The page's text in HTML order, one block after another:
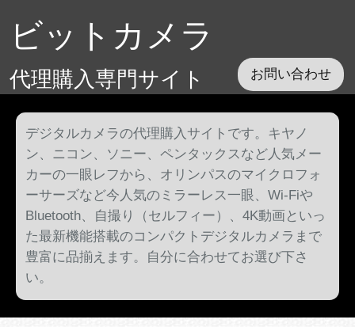
ビットカメラ
代理購入専門サイト お問い合わせ
デジタルカメラの代理購入サイトです。キヤノ
ン、ニコン、ソニー、ペンタックスなど人気メー
カーの一眼レフから、オリンパスのマイクロフォ
ーサーズなど今人気のミラーレス一眼、Wi-Fiや
Bluetooth、自撮り（セルフィー）、4K動画といっ
た最新機能搭載のコンパクトデジタルカメラまで
豊富に品揃えます。自分に合わせてお選び下さ
い。